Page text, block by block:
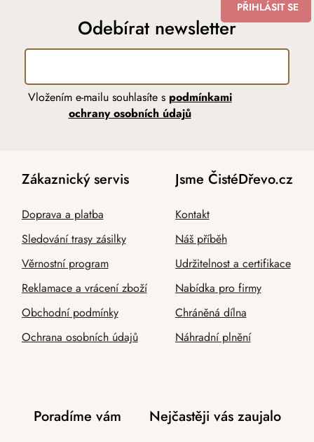
Odebírat newsletter
Vložením e-mailu souhlasíte s podmínkami
ochrany osobních údajů
PŘIHLÁSIT SE
Zákaznický servis
Doprava a platba
Sledování trasy zásilky
Věrnostní program
Reklamace a vrácení zboží
Obchodní podmínky
Ochrana osobních údajů
Jsme ČistéDřevo.cz
Kontakt
Náš příběh
Udržitelnost a certifikace
Nabídka pro firmy
Chráněná dílna
Náhradní plnění
Poradíme vám Nejčastěji vás zaujalo